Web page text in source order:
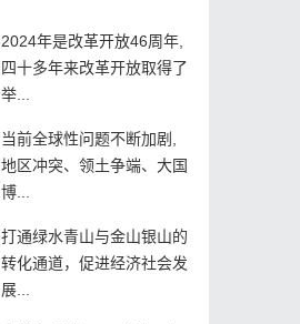
2024年是改革开放46周年,
四十多年来改革开放取得了
举...
当前全球性问题不断加剧,
地区冲突、领土争端、大国
博...
打通绿水青山与金山银山的
转化通道，促进经济社会发
展...